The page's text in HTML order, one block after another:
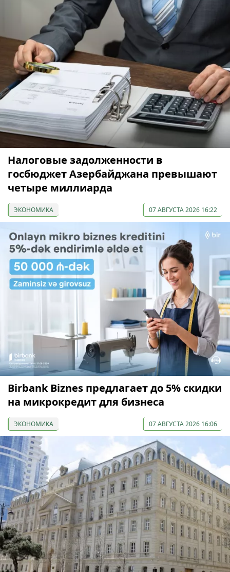
Налоговые задолженности в
госбюджет Азербайджана превышают
четыре миллиарда
ЭКОНОМИКА 07 АВГУСТА 2026 16:22
Birbank Biznes предлагает до 5% скидки
на микрокредит для бизнеса
ЭКОНОМИКА 07 АВГУСТА 2026 16:06